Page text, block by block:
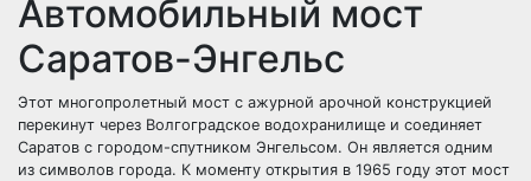
Автомобильный мост
Саратов-Энгельс
Этот многопролетный мост с ажурной арочной конструкцией
перекинут через Волгоградское водохранилище и соединяет
Саратов с городом-спутником Энгельсом. Он является одним
из символов города. К моменту открытия в 1965 году этот мост